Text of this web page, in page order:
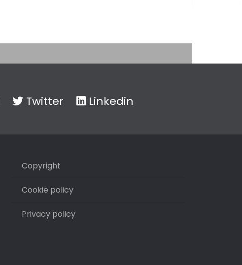
Twitter Linkedin
Copyright
Cookie policy
Privacy policy